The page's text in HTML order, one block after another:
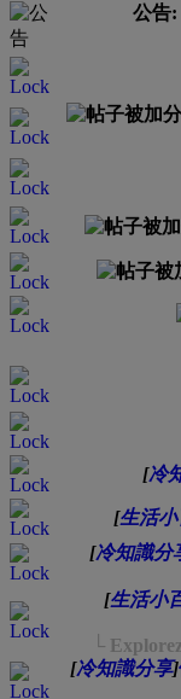
公告:
[冷
[生活小
[冷知識分
[生活小
└
[冷知識分享]